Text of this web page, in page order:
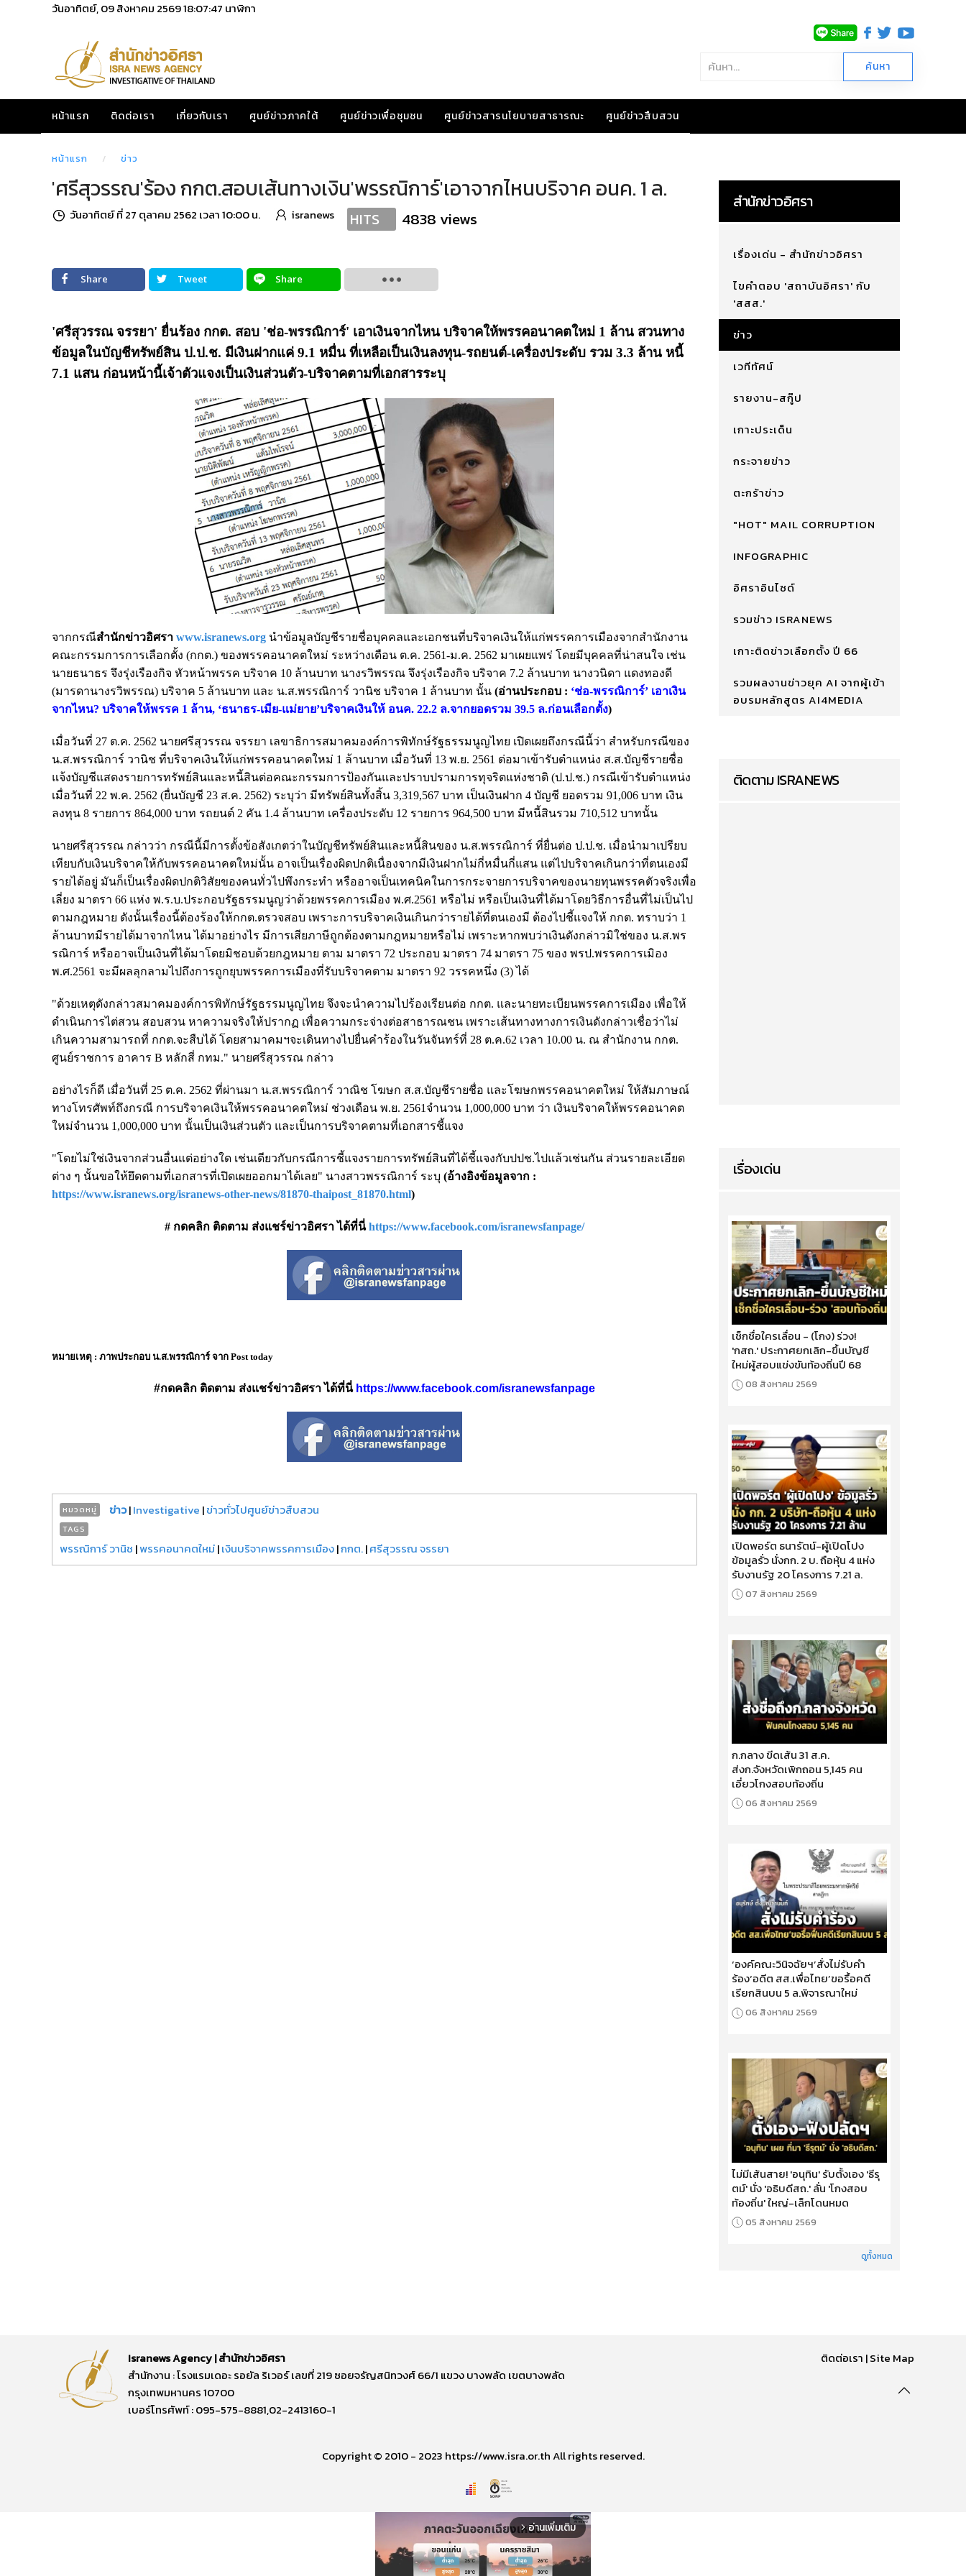
วันอาทิตย์, 09 สิงหาคม 256918:07:48 นาฬิกา
หน้าแรก ติดต่อเรา เกี่ยวกับเรา ศูนย์ข่าวภาคใต้ ศูนย์ข่าวเพื่อชุมชน ศูนย์ข่าวสารนโยบายสาธารณะ ศูนย์ข่าวสืบสวน
หน้าแรก ข่าว
'ศรีสุวรรณ'ร้อง กกต.สอบเส้นทางเงิน'พรรณิการ์'เอาจากไหนบริจาค อนค. 1 ล.
วันอาทิตย์ ที่ 27 ตุลาคม 2562 เวลา 10:00 น. isranews HITS 4838 views
Share Tweet Share
'ศรีสุวรรณ จรรยา' ยื่นร้อง กกต. สอบ 'ช่อ-พรรณิการ์' เอาเงินจากไหน บริจาคให้พรรคอนาคตใหม่ 1 ล้าน สวนทาง
ข้อมูลในบัญชีทรัพย์สิน ป.ป.ช. มีเงินฝากแค่ 9.1 หมื่น ที่เหลือเป็นเงินลงทุน-รถยนต์-เครื่องประดับ รวม 3.3 ล้าน หนี้
7.1 แสน ก่อนหน้านี้เจ้าตัวแจงเป็นเงินส่วนตัว-บริจาคตามที่เอกสารระบุ
จากกรณีสำนักข่าวอิศรา www.isranews.org นำข้อมูลบัญชีรายชื่อบุคคลและเอกชนที่บริจาคเงินให้แก่พรรคการเมืองจากสำนักงาน
คณะกรรมการการเลือกตั้ง (กกต.) ของพรรคอนาคตใหม่ ระหว่างเดือน ต.ค. 2561-ม.ค. 2562 มาเผยแพร่ โดยมีบุคคลที่น่าสนใจ เช่น
นายธนาธร จึงรุ่งเรืองกิจ หัวหน้าพรรค บริจาค 10 ล้านบาท นางรวิพรรณ จึงรุ่งเรืองกิจ บริจาค 7.2 ล้านบาท นางวนิดา แดงทองดี
(มารดานางรวิพรรณ) บริจาค 5 ล้านบาท และ น.ส.พรรณิการ์ วานิช บริจาค 1 ล้านบาท นั้น (อ่านประกอบ : ‘ช่อ-พรรณิการ์’ เอาเงิน
จากไหน? บริจาคให้พรรค 1 ล้าน, ‘ธนาธร-เมีย-แม่ยาย’บริจาคเงินให้ อนค. 22.2 ล.จากยอดรวม 39.5 ล.ก่อนเลือกตั้ง)
เมื่อวันที่ 27 ต.ค. 2562 นายศรีสุวรรณ จรรยา เลขาธิการสมาคมองค์การพิทักษ์รัฐธรรมนูญไทย เปิดเผยถึงกรณีนี้ว่า สำหรับกรณีของ
น.ส.พรรณิการ์ วานิช ที่บริจาคเงินให้แก่พรรคอนาคตใหม่ 1 ล้านบาท เมื่อวันที่ 13 พ.ย. 2561 ต่อมาเข้ารับตำแหน่ง ส.ส.บัญชีรายชื่อ
แจ้งบัญชีแสดงรายการทรัพย์สินและหนี้สินต่อคณะกรรมการป้องกันและปราบปรามการทุจริตแห่งชาติ (ป.ป.ช.) กรณีเข้ารับตำแหน่ง
เมื่อวันที่ 22 พ.ค. 2562 (ยื่นบัญชี 23 ส.ค. 2562) ระบุว่า มีทรัพย์สินทั้งสิ้น 3,319,567 บาท เป็นเงินฝาก 4 บัญชี ยอดรวม 91,006 บาท เงิน
ลงทุน 8 รายการ 864,000 บาท รถยนต์ 2 คัน 1.4 ล้านบาท เครื่องประดับ 12 รายการ 964,500 บาท มีหนี้สินรวม 710,512 บาทนั้น
นายศรีสุวรรณ กล่าวว่า กรณีนี้มีการตั้งข้อสังเกตว่าในบัญชีทรัพย์สินและหนี้สินของ น.ส.พรรณิการ์ ที่ยื่นต่อ ป.ป.ช. เมื่อนำมาเปรียบ
เทียบกับเงินบริจาคให้กับพรรคอนาคตใหม่นั้น อาจเป็นเรื่องผิดปกติเนื่องจากมีเงินฝากไม่กี่หมื่นกี่แสน แต่ไปบริจาคเกินกว่าที่ตนเองมี
รายได้อยู่ มันก็เป็นเรื่องผิดปกติวิสัยของคนทั่วไปพึงกระทำ หรืออาจเป็นเทคนิคในการกระจายการบริจาคของนายทุนพรรคตัวจริงเพื่อ
เลี่ยง มาตรา 66 แห่ง พ.ร.บ.ประกอบรัฐธรรมนูญว่าด้วยพรรคการเมือง พ.ศ.2561 หรือไม่ หรือเป็นเงินที่ได้มาโดยวิธีการอื่นที่ไม่เป็นไป
ตามกฎหมาย ดังนั้นเรื่องนี้ต้องร้องให้กกต.ตรวจสอบ เพราะการบริจาคเงินเกินกว่ารายได้ที่ตนเองมี ต้องไปชี้แจงให้ กกต. ทราบว่า 1
ล้านบาทมีรายได้มาจากไหน ได้มาอย่างไร มีการเสียภาษีถูกต้องตามกฎหมายหรือไม่ เพราะหากพบว่าเงินดังกล่าวมิใช่ของ น.ส.พร
รณิการ์ หรืออาจเป็นเงินที่ได้มาโดยมิชอบด้วยกฎหมาย ตาม มาตรา 72 ประกอบ มาตรา 74 มาตรา 75 ของ พรป.พรรคการเมิอง
พ.ศ.2561 จะมีผลลุกลามไปถึงการถูกยุบพรรคการเมืองที่รับบริจาคตาม มาตรา 92 วรรคหนึ่ง (3) ได้
"ด้วยเหตุดังกล่าวสมาคมองค์การพิทักษ์รัฐธรรมนูญไทย จึงจะนำความไปร้องเรียนต่อ กกต. และนายทะเบียนพรรคการเมือง เพื่อให้
ดำเนินการไต่สวน สอบสวน หาความจริงให้ปรากฏ เพื่อความกระจ่างต่อสาธารณชน เพราะเส้นทางทางการเงินดังกล่าวเชื่อว่าไม่
เกินความสามารถที่ กกต.จะสืบได้ โดยสามาคมฯจะเดินทางไปยื่นคำร้องในวันจันทร์ที่ 28 ต.ค.62 เวลา 10.00 น. ณ สำนักงาน กกต.
ศูนย์ราชการ อาคาร B หลักสี่ กทม." นายศรีสุวรรณ กล่าว
อย่างไรก็ดี เมื่อวันที่ 25 ต.ค. 2562 ที่ผ่านมา น.ส.พรรณิการ์ วาณิช โฆษก ส.ส.บัญชีรายชื่อ และโฆษกพรรคอนาคตใหม่ ให้สัมภาษณ์
ทางโทรศัพท์ถึงกรณี การบริจาคเงินให้พรรคอนาคตใหม่ ช่วงเดือน พ.ย. 2561จำนวน 1,000,000 บาท ว่า เงินบริจาคให้พรรคอนาคต
ใหม่จำนวน 1,000,000 บาท นั้นเป็นเงินส่วนตัว และเป็นการบริจาคตามที่เอกสารชี้แจง
"โดยไม่ใช่เงินจากส่วนอื่นแต่อย่างใด เช่นเดียวกับกรณีการชี้แจงรายการทรัพย์สินที่ได้ชี้แจงกับปปช.ไปแล้วเช่นกัน ส่วนรายละเอียด
ต่าง ๆ นั้นขอให้ยึดตามที่เอกสารที่เปิดเผยออกมาได้เลย" นางสาวพรรณิการ์ ระบุ (อ้างอิงข้อมูลจาก :
https://www.isranews.org/isranews-other-news/81870-thaipost_81870.html)
# กดคลิก ติดตาม ส่งแชร์ข่าวอิศรา ได้ที่นี่https://www.facebook.com/isranewsfanpage/
หมายเหตุ : ภาพประกอบ น.ส.พรรณิการ์ จาก Post today
#กดคลิก ติดตาม ส่งแชร์ข่าวอิศรา ได้ที่นี่ https://www.facebook.com/isranewsfanpage
หมวดหมู่ ข่าว|Investigative |ข่าวทั่วไปศูนย์ข่าวสืบสวน
TAGS
พรรณิการ์ วานิช |พรรคอนาคตใหม่|เงินบริจาคพรรคการเมือง|กกต.|ศรีสุวรรณ จรรยา
สำนักข่าวอิศรา
เรื่องเด่น - สำนักข่าวอิศรา
ไขคำตอบ 'สถาบันอิศรา' กับ
'สสส.'
ข่าว
เวทีทัศน์
รายงาน-สกู๊ป
เกาะประเด็น
กระจายข่าว
ตะกร้าข่าว
"HOT" MAIL CORRUPTION
INFOGRAPHIC
อิศราอินไซด์
รวมข่าว ISRANEWS
เกาะติดข่าวเลือกตั้ง ปี 66
รวมผลงานข่าวยุค AI จากผู้เข้า
อบรมหลักสูตร AI4MEDIA
ติดตาม ISRANEWS
เรื่องเด่น
เช็กชื่อใครเลื่อน - (โกง) ร่วง!
'กสถ.' ประกาศยกเลิก-ขึ้นบัญชี
ใหม่ผู้สอบแข่งขันท้องถิ่นปี 68
08 สิงหาคม 2569
เปิดพอร์ต ธนารัตน์-ผู้เปิดโปง
ข้อมูลรั่ว นั่งกก. 2 บ. ถือหุ้น 4 แห่ง
รับงานรัฐ 20 โครงการ 7.21 ล.
07 สิงหาคม 2569
ก.กลาง ขีดเส้น 31 ส.ค.
ส่งก.จังหวัดเพิกถอน 5,145 คน
เอี่ยวโกงสอบท้องถิ่น
06 สิงหาคม 2569
‘องค์คณะวินิจฉัยฯ’สั่งไม่รับคำ
ร้อง‘อดีต สส.เพื่อไทย’ขอรื้อคดี
เรียกสินบน 5 ล.พิจารณาใหม่
06 สิงหาคม 2569
ไม่มีเส้นสาย! 'อนุทิน' รับตั้งเอง 'ธีรุ
ตม์' นั่ง 'อธิบดีสถ.' ลั่น 'โกงสอบ
ท้องถิ่น' ใหญ่-เล็กโดนหมด
05 สิงหาคม 2569
ดูทั้งหมด
Isranews Agency | สำนักข่าวอิศรา
สำนักงาน : โรงแรมเดอะ รอยัล ริเวอร์ เลขที่ 219 ซอยจรัญสนิทวงศ์ 66/1 แขวง บางพลัด เขตบางพลัด
กรุงเทพมหานคร 10700
เบอร์โทรศัพท์ : 095-575-8881,02-2413160-1
ติดต่อเรา |Site Map
Copyright © 2010 - 2023 https://www.isra.or.th All rights reserved.
arrow_forward_ios อ่านเพิ่มเติม